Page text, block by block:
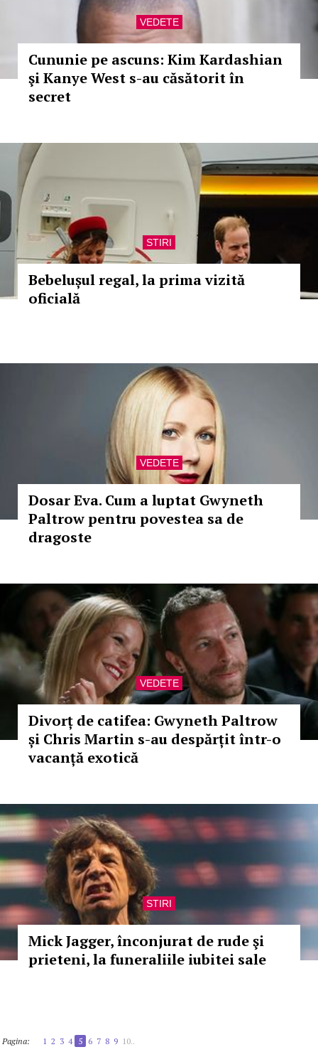
VEDETE
Cununie pe ascuns: Kim Kardashian
şi Kanye West s-au căsătorit în
secret
STIRI
Bebelușul regal, la prima vizită
oficială
VEDETE
Dosar Eva. Cum a luptat Gwyneth
Paltrow pentru povestea sa de
dragoste
VEDETE
Divorț de catifea: Gwyneth Paltrow
și Chris Martin s-au despărțit într-o
vacanță exotică
STIRI
Mick Jagger, înconjurat de rude şi
prieteni, la funeraliile iubitei sale
Pagina: 1 2 3 4 5 6 7 8 9 10..